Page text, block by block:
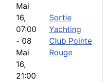
Mai
16,
07:00
- 08
Mai
16,
21:00
Sortie
Yachting
Club Pointe
Rouge